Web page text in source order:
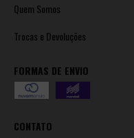
Quem Somos
Trocas e Devoluções
FORMAS DE ENVIO
CONTATO